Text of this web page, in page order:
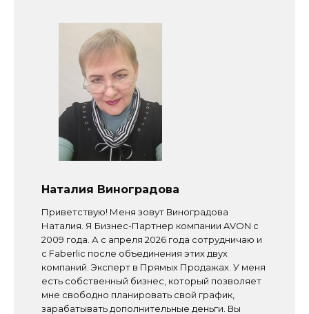
Наталия Виноградова
Приветствую! Меня зовут Виноградова
Наталия. Я Бизнес-Партнер компании AVON с
2009 года. А с апреля 2026 года сотрудничаю и
с Faberlic после объединения этих двух
компаний. Эксперт в Прямых Продажах. У меня
есть собственный бизнес, который позволяет
мне свободно планировать свой график,
зарабатывать дополнительные деньги. Вы